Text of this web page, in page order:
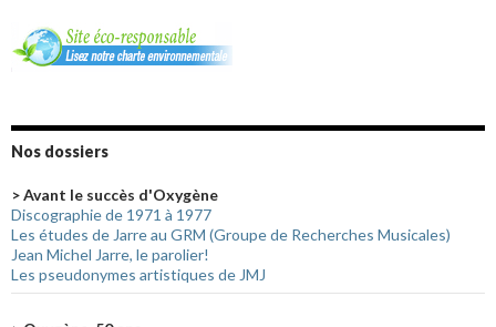
Nos dossiers
> Avant le succès d'Oxygène
Discographie de 1971 à 1977
Les études de Jarre au GRM (Groupe de Recherches Musicales)
Jean Michel Jarre, le parolier!
Les pseudonymes artistiques de JMJ